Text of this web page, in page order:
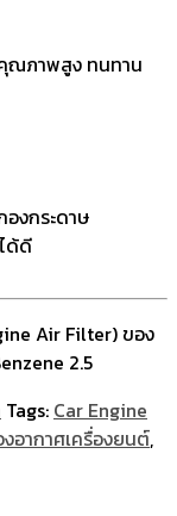
คุณภาพสูง ทนทาน
องกระดาษ
ด้ดี
Air Filter) ของ
2.5
Tags: Car Engine
อากาศเครื่องยนต์,